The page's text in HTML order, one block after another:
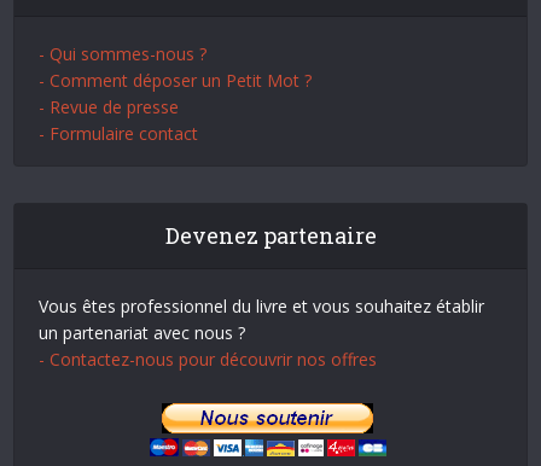
- Qui sommes-nous ?
- Comment déposer un Petit Mot ?
- Revue de presse
- Formulaire contact
Devenez partenaire
Vous êtes professionnel du livre et vous souhaitez établir
un partenariat avec nous ?
- Contactez-nous pour découvrir nos offres